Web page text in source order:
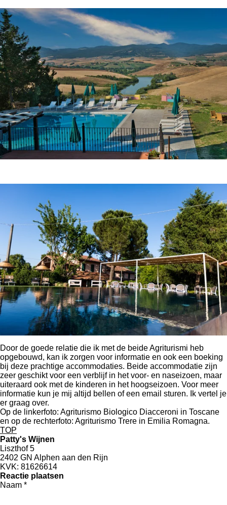
Door de goede relatie die ik met de beide Agriturismi heb
opgebouwd, kan ik zorgen voor informatie en ook een boeking
bij deze prachtige accommodaties. Beide accommodatie zijn
zeer geschikt voor een verblijf in het voor- en naseizoen, maar
uiteraard ook met de kinderen in het hoogseizoen. Voor meer
informatie kun je mij altijd bellen of een email sturen. Ik vertel je
er graag over.
Op de linkerfoto: Agriturismo Biologico Diacceroni in Toscane
en op de rechterfoto: Agriturismo Trere in Emilia Romagna.
TOP
Patty's Wijnen
Liszthof 5
2402 GN Alphen aan den Rijn
KVK: 81626614
Reactie plaatsen
Naam *